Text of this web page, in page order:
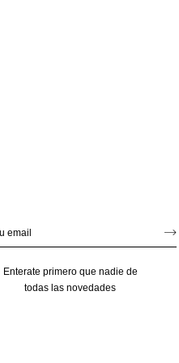
Enterate primero que nadie de
todas las novedades